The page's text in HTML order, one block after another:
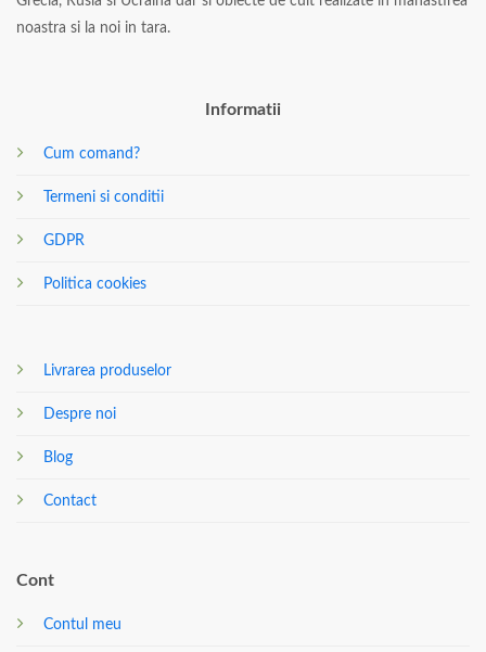
noastra si la noi in tara.
Informatii
Cum comand?
Termeni si conditii
GDPR
Politica cookies
Livrarea produselor
Despre noi
Blog
Contact
Cont
Contul meu